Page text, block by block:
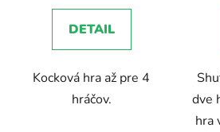
DETAIL
Kocková hra až pre 4
hráčov.
dve
hra